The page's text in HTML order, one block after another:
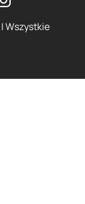
| Wszystkie